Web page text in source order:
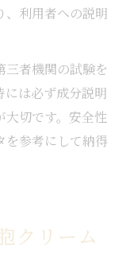
、利用者への説明
三者機関の試験を
には必ず成分説明
大切です。安全性
を参考にして納得
クリーム